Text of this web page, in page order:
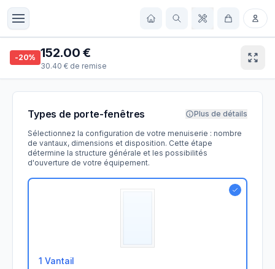
-20% 152.00 €
30.40 € de remise
Types de porte-fenêtres Plus de détails
Sélectionnez la configuration de votre menuiserie : nombre
de vantaux, dimensions et disposition. Cette étape
détermine la structure générale et les possibilités
d'ouverture de votre équipement.
1 Vantail